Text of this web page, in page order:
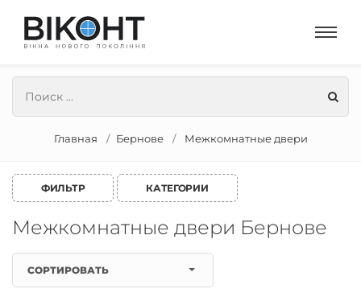
Главная Бернове Межкомнатные двери
ФИЛЬТР КАТЕГОРИИ
Межкомнатные двери Бернове
СОРТИРОВАТЬ